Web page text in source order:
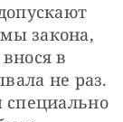
закона,
в
не раз.